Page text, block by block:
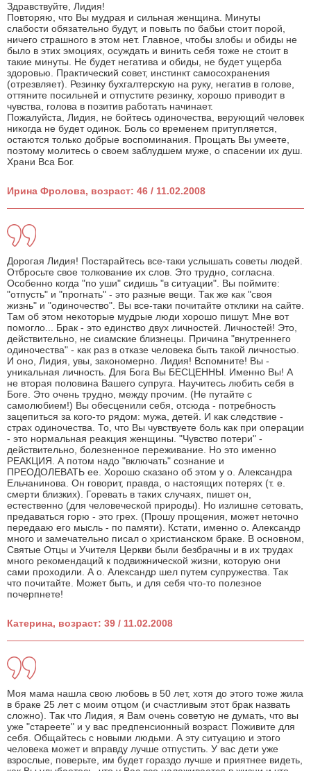
Здравствуйте, Лидия!
Повторяю, что Вы мудрая и сильная женщина. Минуты
слабости обязательно будут, и повыть по бабьи стоит порой,
ничего страшного в этом нет. Главное, чтобы злобы и обиды не
было в этих эмоциях, осуждать и винить себя тоже не стоит в
такие минуты. Не будет негатива и обиды, не будет ущерба
здоровью. Практический совет, инстинкт самосохранения
(отрезвляет). Резинку бухгалтерскую на руку, негатив в голове,
оттяните посильней и отпустите резинку, хорошо приводит в
чувства, голова в позитив работать начинает.
Пожалуйста, Лидия, не бойтесь одиночества, верующий человек
никогда не будет одинок. Боль со временем притупляется,
остаются только добрые воспоминания. Прощать Вы умеете,
поэтому молитесь о своем заблудшем муже, о спасении их душ.
Храни Вса Бог.
Ирина Фролова, возраст: 46 / 11.02.2008
Дорогая Лидия! Постарайтесь все-таки услышать советы людей.
Отбросьте свое толкование их слов. Это трудно, согласна.
Особенно когда "по уши" сидишь "в ситуации". Вы поймите:
"отпусть" и "прогнать" - это разные вещи. Так же как "своя
жизнь" и "одиночество". Вы все-таки почитайте отклики на сайте.
Там об этом некоторые мудрые люди хорошо пишут. Мне вот
помогло... Брак - это единство двух личностей. Личностей! Это,
действительно, не сиамские близнецы. Причина "внутреннего
одиночества" - как раз в отказе человека быть такой личностью.
И оно, Лидия, увы, закономерно. Лидия! Вспомните! Вы -
уникальная личность. Для Бога Вы БЕСЦЕННЫ. Именно Вы! А
не вторая половина Вашего супруга. Научитесь любить себя в
Боге. Это очень трудно, между прочим. (Не путайте с
самолюбием!) Вы обесценили себя, отсюда - потребность
зацепиться за кого-то рядом: мужа, детей. И как следствие -
страх одиночества. То, что Вы чувствуете боль как при операции
- это нормальная реакция женщины. "Чувство потери" -
действительно, болезненное переживание. Но это именно
РЕАКЦИЯ. А потом надо "включать" сознание и
ПРЕОДОЛЕВАТЬ ее. Хорошо сказано об этом у о. Александра
Ельчанинова. Он говорит, правда, о настоящих потерях (т. е.
смерти близких). Горевать в таких случаях, пишет он,
естественно (для человеческой природы). Но излишне сетовать,
предаваться горю - это грех. (Прошу прощения, может неточно
передааю его мысль - по памяти). Кстати, именно о. Александр
много и замечательно писал о христианском браке. В основном,
Святые Отцы и Учителя Церкви были безбрачны и в их трудах
много рекомендаций к подвижнической жизни, которую они
сами проходили. А о. Александр шел путем супружества. Так
что почитайте. Может быть, и для себя что-то полезное
почерпнете!
Катерина, возраст: 39 / 11.02.2008
Моя мама нашла свою любовь в 50 лет, хотя до этого тоже жила
в браке 25 лет с моим отцом (и счастливым этот брак назвать
сложно). Так что Лидия, я Вам очень советую не думать, что вы
уже "стареете" и у вас предпенсионный возраст. Поживите для
себя. Общайтесь с новыми людьми. А эту ситуацию и этого
человека может и вправду лучше отпустить. У вас дети уже
взрослые, поверьте, им будет гораздо лучше и приятнее видеть,